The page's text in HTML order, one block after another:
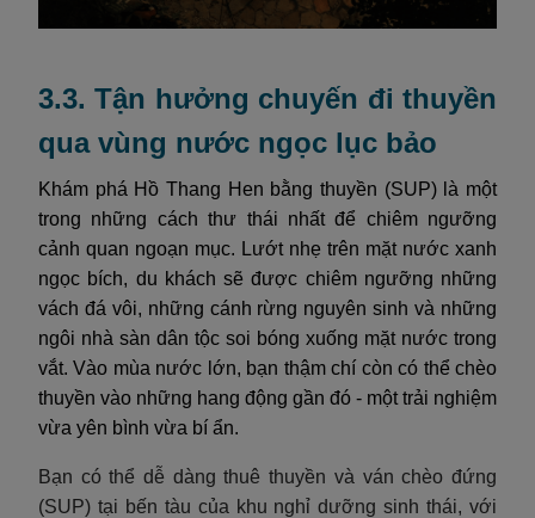
3.3. Tận hưởng chuyến đi thuyền
qua vùng nước ngọc lục bảo
Khám phá Hồ Thang Hen bằng thuyền (SUP) là một
trong những cách thư thái nhất để chiêm ngưỡng
cảnh quan ngoạn mục. Lướt nhẹ trên mặt nước xanh
ngọc bích, du khách sẽ được chiêm ngưỡng những
vách đá vôi, những cánh rừng nguyên sinh và những
ngôi nhà sàn dân tộc soi bóng xuống mặt nước trong
vắt. Vào mùa nước lớn, bạn thậm chí còn có thể chèo
thuyền vào những hang động gần đó - một trải nghiệm
vừa yên bình vừa bí ẩn.
Bạn có thể dễ dàng thuê thuyền và ván chèo đứng
(SUP) tại bến tàu của khu nghỉ dưỡng sinh thái, với